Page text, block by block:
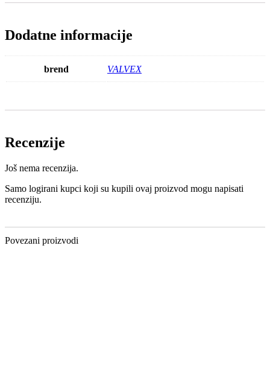
Dodatne informacije
brend VALVEX
Recenzije
Još nema recenzija.
Samo logirani kupci koji su kupili ovaj proizvod mogu napisati
recenziju.
Povezani proizvodi